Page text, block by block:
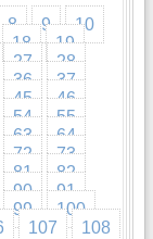
8 9
10
18
19
27
28
36
37
45
46
54
55
63
64
72
73
81
82
90
91
99
100
107 108